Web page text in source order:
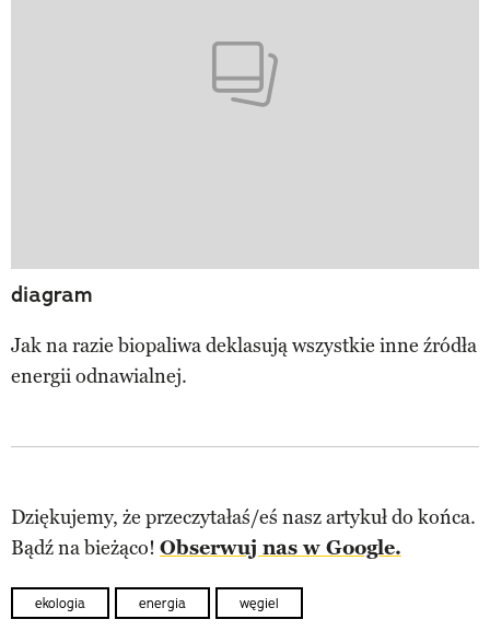
diagram
Jak na razie biopaliwa deklasują wszystkie inne źródła
energii odnawialnej.
Dziękujemy, że przeczytałaś/eś nasz artykuł do końca.
Bądź na bieżąco! Obserwuj nas w Google.
ekologia energia węgiel